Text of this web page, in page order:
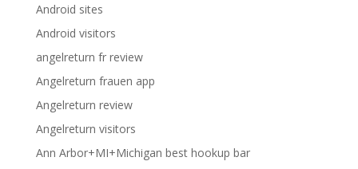
Android sites
Android visitors
angelreturn fr review
Angelreturn frauen app
Angelreturn review
Angelreturn visitors
Ann Arbor+MI+Michigan best hookup bar